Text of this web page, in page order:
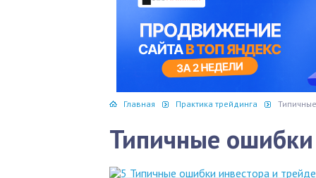
Главная Практика трейдинга
Типичные ошибки